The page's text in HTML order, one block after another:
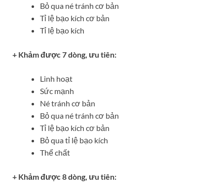
Bỏ qua né tránh cơ bản
Tỉ lệ bạo kích cơ bản
Tỉ lệ bạo kích
+ Khảm được 7 dòng, ưu tiên:
Linh hoạt
Sức mạnh
Né tránh cơ bản
Bỏ qua né tránh cơ bản
Tỉ lệ bạo kích cơ bản
Bỏ qua tỉ lệ bạo kích
Thể chất
+ Khảm được 8 dòng, ưu tiên: